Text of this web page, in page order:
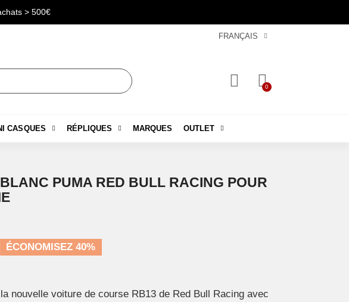
> 500€
FRANÇAIS
CASQUES RÉPLIQUES MARQUES OUTLET
PUMA RED BULL RACING POUR
ÉCONOMISEZ 40%
nouvelle voiture de course RB13 de Red Bull Racing avec